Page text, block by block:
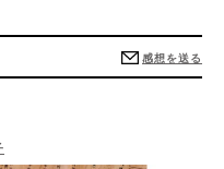
感想を送る